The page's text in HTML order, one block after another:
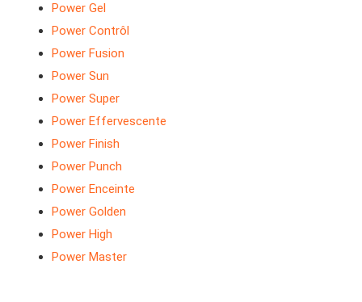
Power Gel
Power Contrôl
Power Fusion
Power Sun
Power Super
Power Effervescente
Power Finish
Power Punch
Power Enceinte
Power Golden
Power High
Power Master